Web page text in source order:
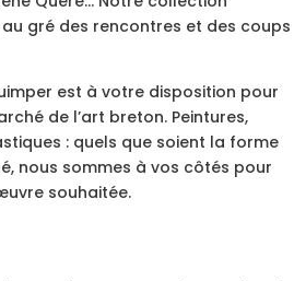
gré des rencontres et des coups
est à votre disposition pour
de l’art breton. Peintures,
: quels que soient la forme
nous sommes à vos côtés pour
souhaitée.